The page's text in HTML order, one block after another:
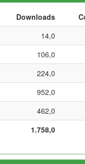
Downloads
14,0
106,0
224,0
952,0
462,0
1.758,0